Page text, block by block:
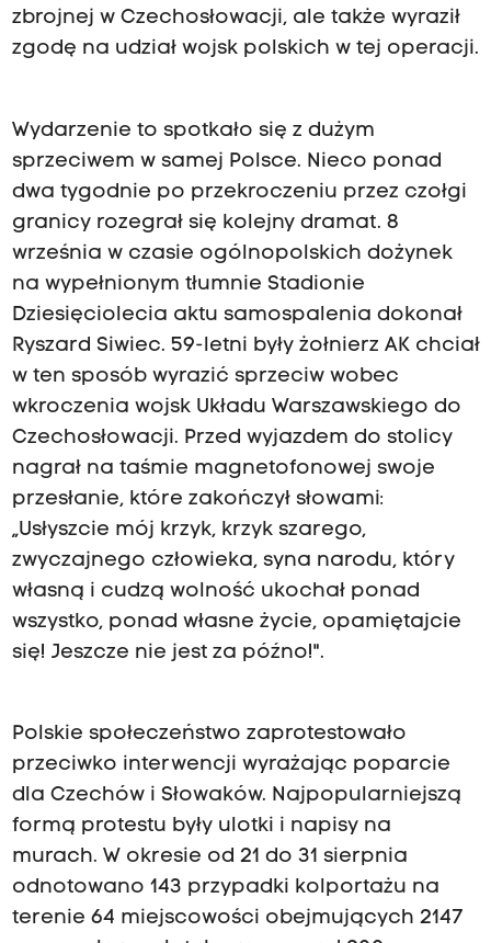
zbrojnej w Czechosłowacji, ale także wyraził
zgodę na udział wojsk polskich w tej operacji.
Wydarzenie to spotkało się z dużym
sprzeciwem w samej Polsce. Nieco ponad
dwa tygodnie po przekroczeniu przez czołgi
granicy rozegrał się kolejny dramat. 8
września w czasie ogólnopolskich dożynek
na wypełnionym tłumnie Stadionie
Dziesięciolecia aktu samospalenia dokonał
Ryszard Siwiec. 59-letni były żołnierz AK chciał
w ten sposób wyrazić sprzeciw wobec
wkroczenia wojsk Układu Warszawskiego do
Czechosłowacji. Przed wyjazdem do stolicy
nagrał na taśmie magnetofonowej swoje
przesłanie, które zakończył słowami:
„Usłyszcie mój krzyk, krzyk szarego,
zwyczajnego człowieka, syna narodu, który
własną i cudzą wolność ukochał ponad
wszystko, ponad własne życie, opamiętajcie
się! Jeszcze nie jest za późno!".
Polskie społeczeństwo zaprotestowało
przeciwko interwencji wyrażając poparcie
dla Czechów i Słowaków. Najpopularniejszą
formą protestu były ulotki i napisy na
murach. W okresie od 21 do 31 sierpnia
odnotowano 143 przypadki kolportażu na
terenie 64 miejscowości obejmujących 2147